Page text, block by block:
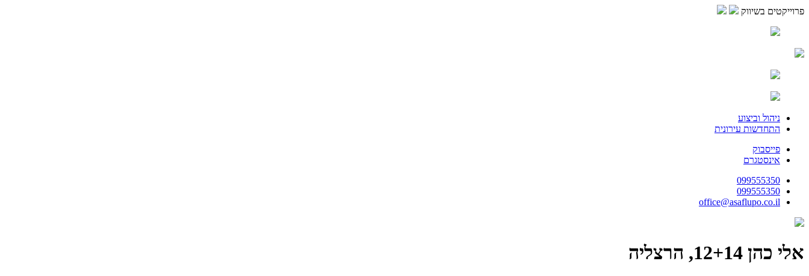
פרוייקטים בשיווק
ניהול וביצוע
התחדשות עירונית
פייסבוק
אינסטגרם
099555350
099555350
office@asaflupo.co.il
אלי כהן 12+14, הרצליה